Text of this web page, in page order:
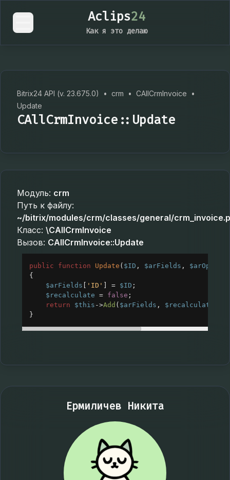
Aclips24
Как я это делаю
Bitrix24 API (v. 23.675.0) • crm • CAllCrmInvoice
•
Update
CAllCrmInvoice::Update
Модуль: crm
Путь к файлу:
~/bitrix/modules/crm/classes/general/
Класс: \CAllCrmInvoice
Вызов: CAllCrmInvoice::Update
public function Update ( $ID , $arFields , $arOptions
{
$arFields
'ID' = $ID ;
$recalculate = false ;
return
$this ->Add ( $arFields , $recalculate
}
Ермиличев Никита